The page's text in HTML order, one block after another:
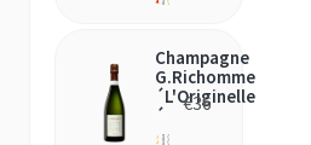
Champagne
G.Richomme
´L'Originelle
´
€36